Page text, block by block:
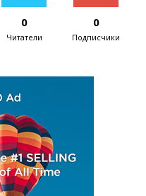
0
Читатели
0
Подписчики